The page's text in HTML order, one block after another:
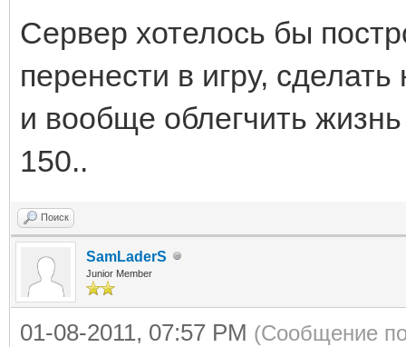
Сервер хотелось бы
перенести в игру,
и вообще облегчить
150..
Поиск
SamLaderS
Junior Member
01-08-2011, 07:57 PM (Сообщение